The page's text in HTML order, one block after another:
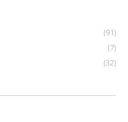
(91)
(7)
(32)